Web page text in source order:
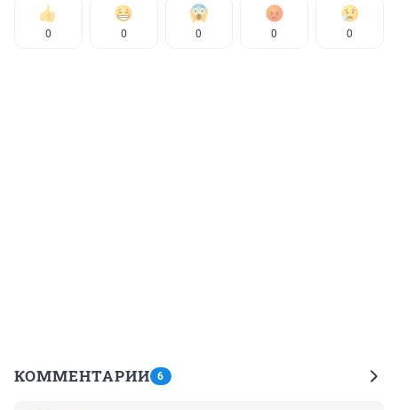
0 0 0 0 0
КОММЕНТАРИИ 6